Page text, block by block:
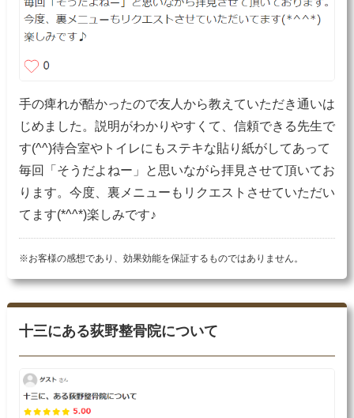
手の痺れが酷かったので友人から教えていただき通いは
じめました。説明がわかりやすくて、信頼できる先生で
す(^^)待合室やトイレにもステキな貼り紙がしてあって
毎回「そうだよねー」と思いながら拝見させて頂いてお
ります。今度、裏メニューもリクエストさせていただい
てます(*^^*)楽しみです♪
※お客様の感想であり、効果効能を保証するものではありません。
十三にある荻野整骨院について